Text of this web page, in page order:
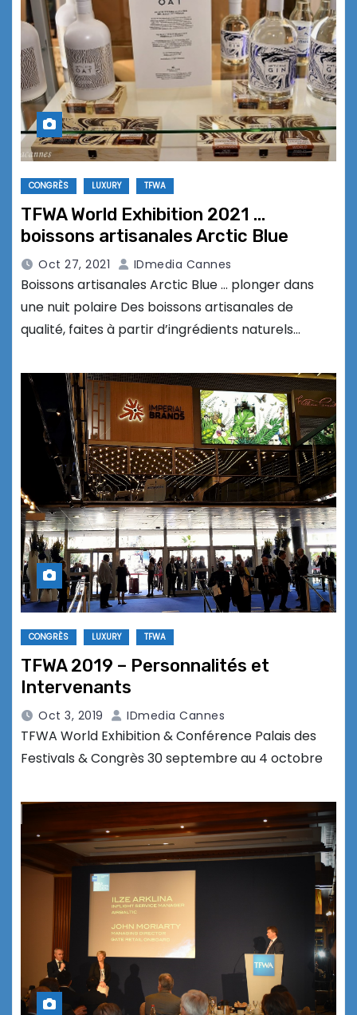
CONGRÈS LUXURY TFWA
TFWA World Exhibition 2021 …
boissons artisanales Arctic Blue
Oct 27, 2021 IDmedia Cannes
Boissons artisanales Arctic Blue … plonger dans
une nuit polaire Des boissons artisanales de
qualité, faites à partir d’ingrédients naturels…
CONGRÈS LUXURY TFWA
TFWA 2019 – Personnalités et
Intervenants
Oct 3, 2019 IDmedia Cannes
TFWA World Exhibition & Conférence Palais des
Festivals & Congrès 30 septembre au 4 octobre